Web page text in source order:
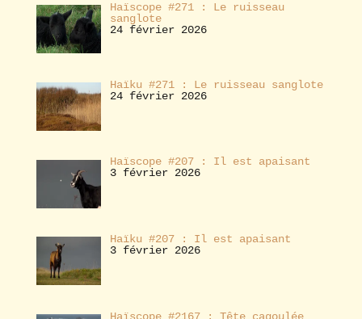
Haïscope #271 : Le ruisseau
sanglote
24 février 2026
Haïku #271 : Le ruisseau sanglote
24 février 2026
Haïscope #207 : Il est apaisant
3 février 2026
Haïku #207 : Il est apaisant
3 février 2026
Haïscope #2167 : Tête cagoulée